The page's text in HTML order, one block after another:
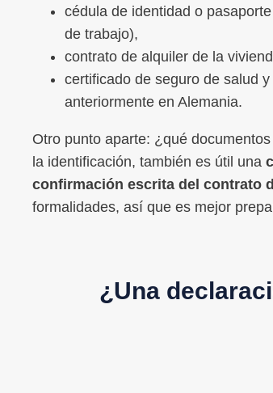
cédula de identidad o
de trabajo),
contrato de alquiler de la
certificado de seguro de salud
anteriormente en Alemania.
Otro punto aparte: ¿qué
la identificación, también es útil una
confirmación escrita del contrato
formalidades, así que es mejor
¿Una